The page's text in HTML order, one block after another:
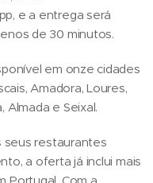
e a entrega será
de 30 minutos.
em onze cidades
Amadora, Loures,
Almada e Seixal.
seus restaurantes
a oferta já inclui mais
Portugal. Com a